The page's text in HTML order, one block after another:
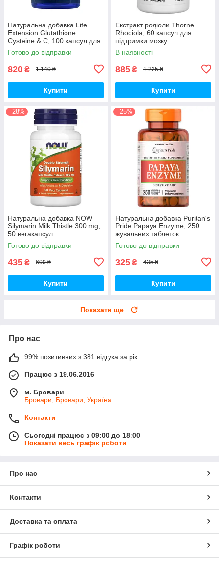
Натуральна добавка Life
Extension Glutathione
Cysteine & C, 100 капсул для
підтримки імунної системи
Готово до відправки
820 ₴ 1 140 ₴
Купити
Екстракт родіоли Thorne
Rhodiola, 60 капсул для
підтримки мозку
В наявності
885 ₴ 1 225 ₴
Купити
–28%
Натуральна добавка NOW
Silymarin Milk Thistle 300 mg,
50 вегакапсул
Готово до відправки
435 ₴ 600 ₴
Купити
–25%
Натуральна добавка Puritan's
Pride Papaya Enzyme, 250
жувальних таблеток
Готово до відправки
325 ₴ 435 ₴
Купити
Показати ще
Про нас
99% позитивних з 381 відгука за рік
Працює з 19.06.2016
м. Бровари
Бровари, Бровари, Україна
Контакти
Сьогодні працює з 09:00 до 18:00
Показати весь графік роботи
Про нас
Контакти
Доставка та оплата
Графік роботи